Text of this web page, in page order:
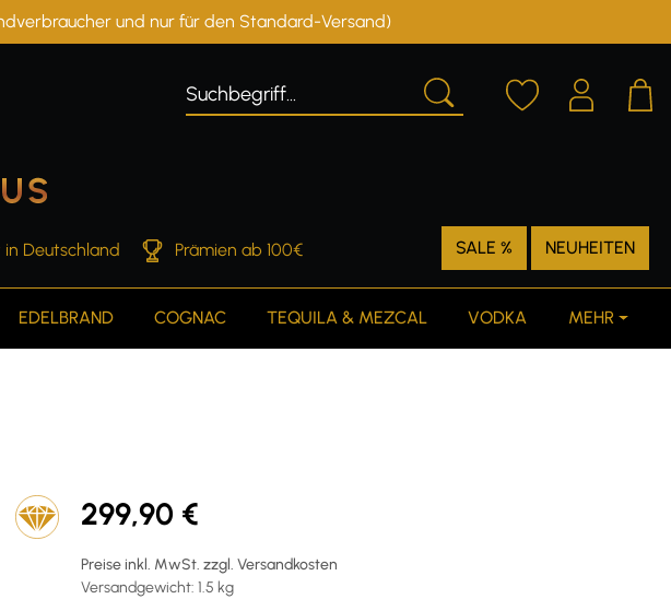
und nur für den Standard-Versand)
Deutschland Prämien ab 100€ SALE % NEUHEITEN
EDELBRAND COGNAC TEQUILA & MEZCAL VODKA MEHR
299,90 €
Preise inkl. MwSt. zzgl. Versandkosten
Versandgewicht: 1.5 kg